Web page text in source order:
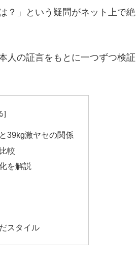
？」という疑問がネット上で絶
人の証言をもとに一つずつ検証
39kg激ヤセの関係
較
を解説
スタイル